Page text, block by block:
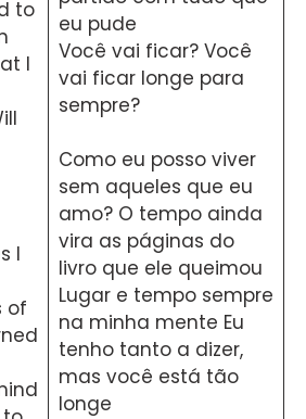
to
I
I
of
eu pude
Você vai ficar? Você
vai ficar longe para
sempre?
Como eu posso viver
sem aqueles que eu
amo? O tempo ainda
vira as páginas do
livro que ele queimou
Lugar e tempo sempre
na minha mente Eu
tenho tanto a dizer,
mas você está tão
longe